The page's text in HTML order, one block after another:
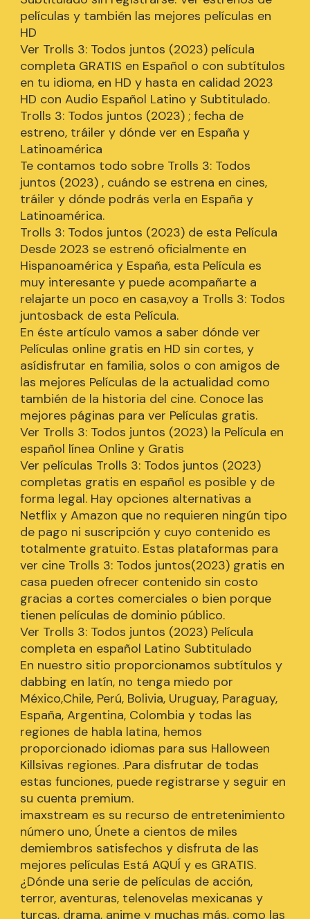
películas y también las mejores películas en
HD
Ver Trolls 3: Todos juntos (2023) película
completa GRATIS en Español o con subtítulos
en tu idioma, en HD y hasta en calidad 2023
HD con Audio Español Latino y Subtitulado.
Trolls 3: Todos juntos (2023) ; fecha de
estreno, tráiler y dónde ver en España y
Latinoamérica
Te contamos todo sobre Trolls 3: Todos
juntos (2023) , cuándo se estrena en cines,
tráiler y dónde podrás verla en España y
Latinoamérica.
Trolls 3: Todos juntos (2023) de esta Película
Desde 2023 se estrenó oficialmente en
Hispanoamérica y España, esta Película es
muy interesante y puede acompañarte a
relajarte un poco en casa,voy a Trolls 3: Todos
juntosback de esta Película.
En éste artículo vamos a saber dónde ver
Películas online gratis en HD sin cortes, y
asídisfrutar en familia, solos o con amigos de
las mejores Películas de la actualidad como
también de la historia del cine. Conoce las
mejores páginas para ver Películas gratis.
Ver Trolls 3: Todos juntos (2023) la Película en
español línea Online y Gratis
Ver películas Trolls 3: Todos juntos (2023)
completas gratis en español es posible y de
forma legal. Hay opciones alternativas a
Netflix y Amazon que no requieren ningún tipo
de pago ni suscripción y cuyo contenido es
totalmente gratuito. Estas plataformas para
ver cine Trolls 3: Todos juntos(2023) gratis en
casa pueden ofrecer contenido sin costo
gracias a cortes comerciales o bien porque
tienen películas de dominio público.
Ver Trolls 3: Todos juntos (2023) Película
completa en español Latino Subtitulado
En nuestro sitio proporcionamos subtítulos y
dabbing en latín, no tenga miedo por
México,Chile, Perú, Bolivia, Uruguay, Paraguay,
España, Argentina, Colombia y todas las
regiones de habla latina, hemos
proporcionado idiomas para sus Halloween
Killsivas regiones. .Para disfrutar de todas
estas funciones, puede registrarse y seguir en
su cuenta premium.
imaxstream es su recurso de entretenimiento
número uno, Únete a cientos de miles
demiembros satisfechos y disfruta de las
mejores películas Está AQUÍ y es GRATIS.
¿Dónde una serie de películas de acción,
terror, aventuras, telenovelas mexicanas y
turcas, drama, anime y muchas más, como las